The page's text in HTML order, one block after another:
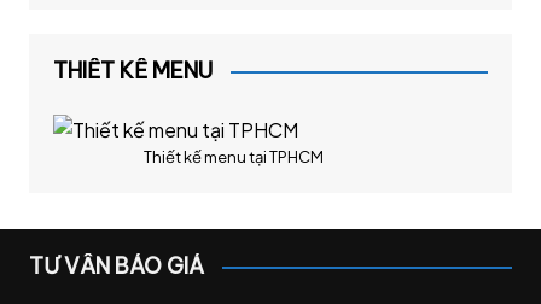
THIẾT KẾ MENU
Thiết kế menu tại TPHCM
TƯ VẤN BÁO GIÁ